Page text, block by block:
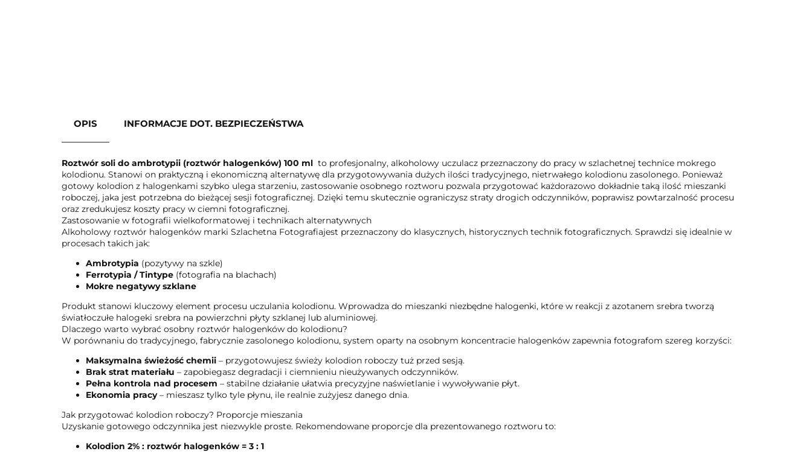
OPIS INFORMACJE DOT. BEZPIECZEŃSTWA
Roztwór soli do ambrotypii (roztwór halogenków) 100 ml to profesjonalny, alkoholowy uczulacz przeznaczony do pracy w szlachetnej technice mokrego
kolodionu. Stanowi on praktyczną i ekonomiczną alternatywę dla przygotowywania dużych ilości tradycyjnego, nietrwałego kolodionu zasolonego. Ponieważ
gotowy kolodion z halogenkami szybko ulega starzeniu, zastosowanie osobnego roztworu pozwala przygotować każdorazowo dokładnie taką ilość mieszanki
roboczej, jaka jest potrzebna do bieżącej sesji fotograficznej. Dzięki temu skutecznie ograniczysz straty drogich odczynników, poprawisz powtarzalność procesu
oraz zredukujesz koszty pracy w ciemni fotograficznej.
Zastosowanie w fotografii wielkoformatowej i technikach alternatywnych
Alkoholowy roztwór halogenków marki Szlachetna Fotografiajest przeznaczony do klasycznych, historycznych technik fotograficznych. Sprawdzi się idealnie w
procesach takich jak:
Ambrotypia (pozytywy na szkle)
Ferrotypia / Tintype (fotografia na blachach)
Mokre negatywy szklane
Produkt stanowi kluczowy element procesu uczulania kolodionu. Wprowadza do mieszanki niezbędne halogenki, które w reakcji z azotanem srebra tworzą
światłoczułe halogeki srebra na powierzchni płyty szklanej lub aluminiowej.
Dlaczego warto wybrać osobny roztwór halogenków do kolodionu?
W porównaniu do tradycyjnego, fabrycznie zasolonego kolodionu, system oparty na osobnym koncentracie halogenków zapewnia fotografom szereg korzyści:
Maksymalna świeżość chemii – przygotowujesz świeży kolodion roboczy tuż przed sesją.
Brak strat materiału – zapobiegasz degradacji i ciemnieniu nieużywanych odczynników.
Pełna kontrola nad procesem – stabilne działanie ułatwia precyzyjne naświetlanie i wywoływanie płyt.
Ekonomia pracy– mieszasz tylko tyle płynu, ile realnie zużyjesz danego dnia.
Jak przygotować kolodion roboczy? Proporcje mieszania
Uzyskanie gotowego odczynnika jest niezwykle proste. Rekomendowane proporcje dla prezentowanego roztworu to:
Kolodion 2% : roztwór halogenków = 3 : 1